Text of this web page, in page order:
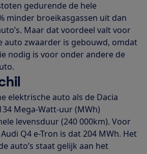
gedurende de hele
minder broeikasgassen uit dan
Maar dat voordeel valt voor
auto zwaarder is gebouwd, omdat
nodig is voor onder andere de
elektrische auto als de Dacia
Mega-Watt-uur (MWh)
levensduur (240 000km). Voor
Q4 e-Tron is dat 204 MWh. Het
auto’s staat gelijk aan het